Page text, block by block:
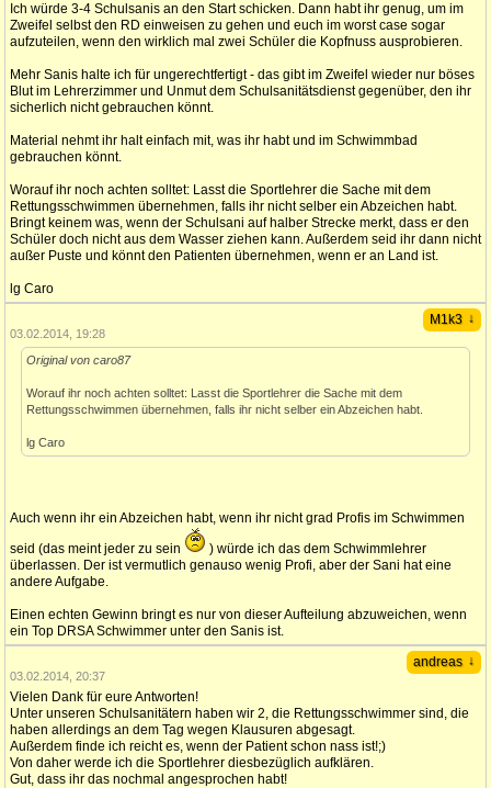
Ich würde 3-4 Schulsanis an den Start schicken. Dann habt ihr genug, um im
Zweifel selbst den RD einweisen zu gehen und euch im worst case sogar
aufzuteilen, wenn den wirklich mal zwei Schüler die Kopfnuss ausprobieren.
Mehr Sanis halte ich für ungerechtfertigt - das gibt im Zweifel wieder nur böses
Blut im Lehrerzimmer und Unmut dem Schulsanitätsdienst gegenüber, den ihr
sicherlich nicht gebrauchen könnt.
Material nehmt ihr halt einfach mit, was ihr habt und im Schwimmbad
gebrauchen könnt.
Worauf ihr noch achten solltet: Lasst die Sportlehrer die Sache mit dem
Rettungsschwimmen übernehmen, falls ihr nicht selber ein Abzeichen habt.
Bringt keinem was, wenn der Schulsani auf halber Strecke merkt, dass er den
Schüler doch nicht aus dem Wasser ziehen kann. Außerdem seid ihr dann nicht
außer Puste und könnt den Patienten übernehmen, wenn er an Land ist.
lg Caro
M1k3 ↓
03.02.2014, 19:28
Original von caro87
Worauf ihr noch achten solltet: Lasst die Sportlehrer die Sache mit dem
Rettungsschwimmen übernehmen, falls ihr nicht selber ein Abzeichen habt.
lg Caro
Auch wenn ihr ein Abzeichen habt, wenn ihr nicht grad Profis im Schwimmen
seid (das meint jeder zu sein
) würde ich das dem Schwimmlehrer
überlassen. Der ist vermutlich genauso wenig Profi, aber der Sani hat eine
andere Aufgabe.
Einen echten Gewinn bringt es nur von dieser Aufteilung abzuweichen, wenn
ein Top DRSA Schwimmer unter den Sanis ist.
andreas ↓
03.02.2014, 20:37
Vielen Dank für eure Antworten!
Unter unseren Schulsanitätern haben wir 2, die Rettungsschwimmer sind, die
haben allerdings an dem Tag wegen Klausuren abgesagt.
Außerdem finde ich reicht es, wenn der Patient schon nass ist!;)
Von daher werde ich die Sportlehrer diesbezüglich aufklären.
Gut, dass ihr das nochmal angesprochen habt!